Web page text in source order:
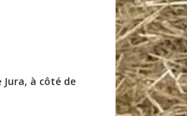
à côté de